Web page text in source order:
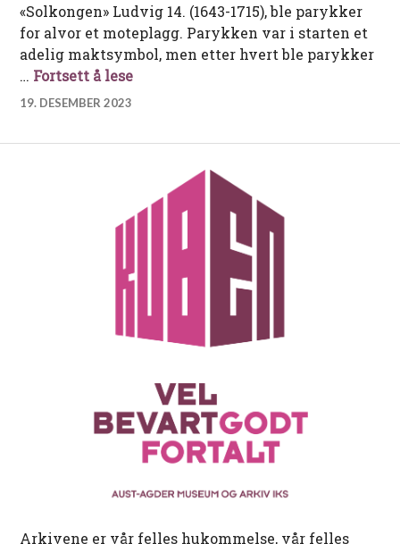
«Solkongen» Ludvig 14. (1643-1715), ble parykker
for alvor et moteplagg. Parykken var i starten et
adelig maktsymbol, men etter hvert ble parykker
… Fortsett å leseParykkmakerne i Arendal og
19. DESEMBER 2023
Arkivene er vår felles hukommelse, vår felles